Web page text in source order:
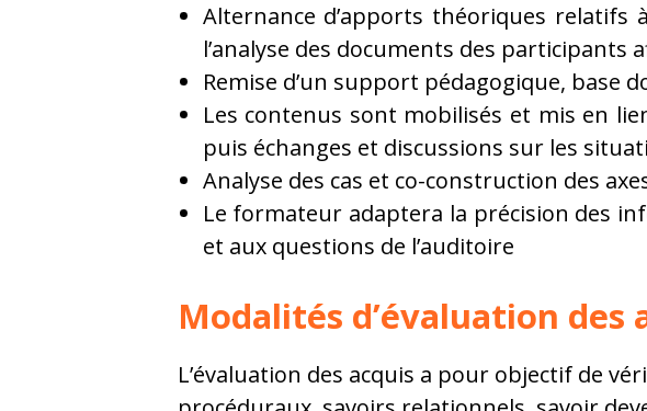
Alternance d’apports théoriques
l’analyse des documents des participants
Remise d’un support pédagogique, base
Les contenus sont mobilisés et mis en
puis échanges et discussions sur les
Analyse des cas et co-construction des
Le formateur adaptera la précision des
et aux questions de l’auditoire
Modalités d’évaluation des
L’évaluation des acquis a pour objectif de